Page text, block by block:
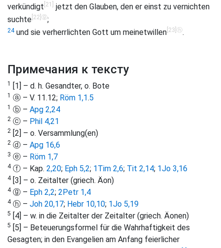
verkündigt [21]
jetzt den Glauben, den er einst zu vernichten
suchte [22] ⓖ;
24und sie verherrlichten Gott um meinetwillen [23] ⓗ.
Примечания к тексту
1 [1] – d. h. Gesandter, o. Bote
1 ⓐ – V. 11.12; Röm 1,1.5
1 ⓑ – Apg 2,24
2 ⓒ – Phil 4,21
2 [2] – o. Versammlung(en)
2 ⓓ – Apg 16,6
3 ⓔ – Röm 1,7
4ⓕ – Kap. 2,20; Eph 5,2; 1Tim 2,6; Tit 2,14; 1Jo 3,16
4[3] – o. Zeitalter (griech. Äon)
4ⓖ – Eph 2,2; 2Petr 1,4
4ⓗ – Joh 20,17; Hebr 10,10; 1Jo 5,19
5 [4] – w. in die Zeitalter der Zeitalter (griech. Äonen)
5 [5] – Beteuerungsformel für die Wahrhaftigkeit des
Gesagten; in den Evangelien am Anfang feierlicher